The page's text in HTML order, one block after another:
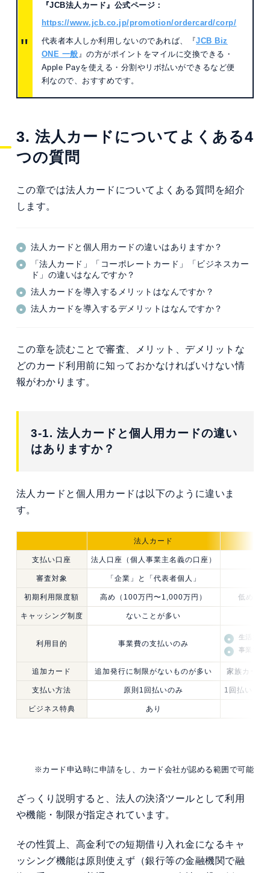
『JCB法人カード』公式ページ：
https://www.jcb.co.jp/promotion/ordercard/corp/
代表者本人しか利用しないのであれば、『JCB Biz
ONE 一般 』の方がポイントをマイルに交換できる・
Apple Payを使える・分割やリボ払いができるなど便
利なので、おすすめです。
3. 法人カードについてよくある4
つの質問
この章では法人カードについてよくある質問を紹介
します。
法人カードと個人用カードの違いはありますか？
「法人カード」「コーポレートカード」「ビジネスカー
ド」の違いはなんですか？
法人カードを導入するメリットはなんですか？
法人カードを導入するデメリットはなんですか？
この章を読むことで審査、メリット、デメリットな
どのカード利用前に知っておかなければいけない情
報がわかります。
3-1. 法人カードと個人用カードの違い
はありますか？
法人カードと個人用カードは以下のように違いま
す。
法人カード
支払い口座 法人口座（個人事業主名義の口座）
審査対象 「企業」と「代表者個人」
初期利用限度額 高め（100万円〜1,000万円） 低め（
キャッシング制度 ないことが多い
利用目的 事業費の支払いのみ
生活費の
事業費の
追加カード 追加発行に制限がないものが多い 家族カード
支払い方法 原則1回払いのみ 1回払い、
ビジネス特典 あり
※カード申込時に申請をし、カード会社が認める範囲で可能
ざっくり説明すると、法人の決済ツールとして利用
や機能・制限が指定されています。
その性質上、高金利での短期借り入れ金になるキャ
ッシング機能は原則使えず（銀行等の金融機関で融